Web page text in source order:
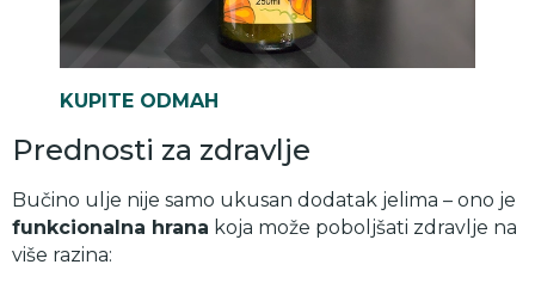
KUPITE ODMAH
Prednosti za zdravlje
Bučino ulje nije samo ukusan dodatak jelima – ono je
funkcionalna hrana koja može poboljšati zdravlje na
više razina: